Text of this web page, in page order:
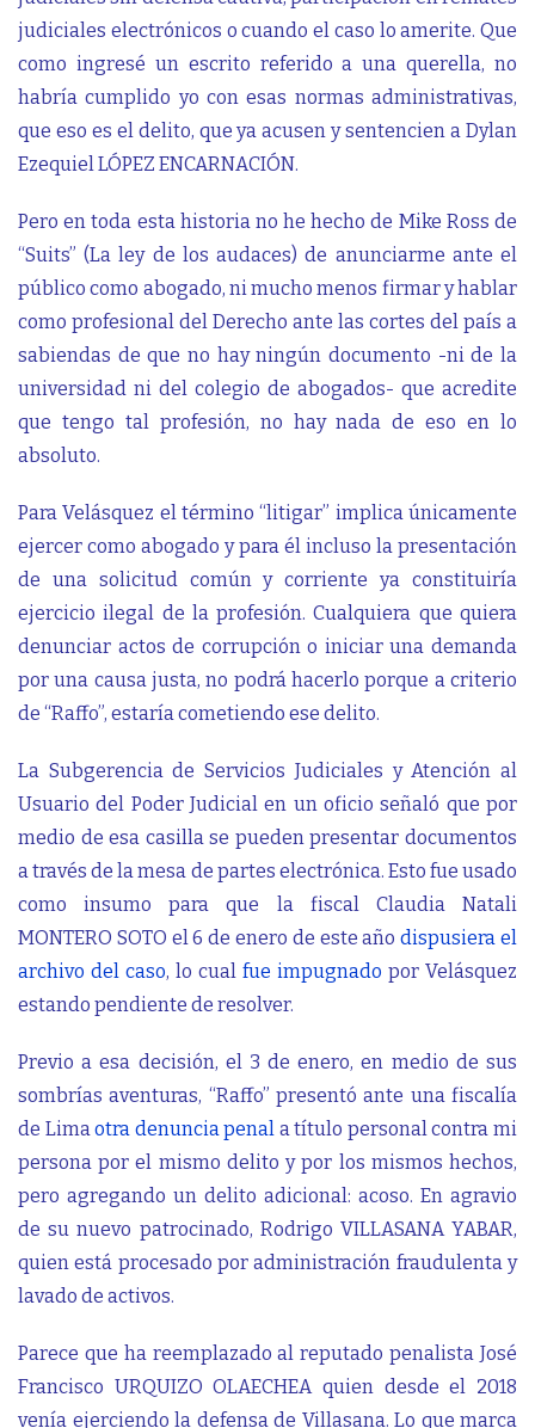
judiciales electrónicos o cuando el caso lo amerite. Que
como ingresé un escrito referido a una querella, no
habría cumplido yo con esas normas administrativas,
que eso es el delito, que ya acusen y sentencien a Dylan
Ezequiel LÓPEZ ENCARNACIÓN.
Pero en toda esta historia no he hecho de Mike Ross de
“Suits” (La ley de los audaces) de anunciarme ante el
público como abogado, ni mucho menos firmar y hablar
como profesional del Derecho ante las cortes del país a
sabiendas de que no hay ningún documento -ni de la
universidad ni del colegio de abogados- que acredite
que tengo tal profesión, no hay nada de eso en lo
absoluto.
Para Velásquez el término “litigar” implica únicamente
ejercer como abogado y para él incluso la presentación
de una solicitud común y corriente ya constituiría
ejercicio ilegal de la profesión. Cualquiera que quiera
denunciar actos de corrupción o iniciar una demanda
por una causa justa, no podrá hacerlo porque a criterio
de “Raffo”, estaría cometiendo ese delito.
La Subgerencia de Servicios Judiciales y Atención al
Usuario del Poder Judicial en un oficio señaló que por
medio de esa casilla se pueden presentar documentos
a través de la mesa de partes electrónica. Esto fue usado
como insumo para que la fiscal Claudia Natali
MONTERO SOTO el 6 de enero de este añodispusiera el
archivo del caso, lo cual fue impugnado por Velásquez
estando pendiente de resolver.
Previo a esa decisión, el 3 de enero, en medio de sus
sombrías aventuras, “Raffo” presentó ante una fiscalía
de Limaotra denuncia penal a título personal contra mi
persona por el mismo delito y por los mismos hechos,
pero agregando un delito adicional: acoso. En agravio
de su nuevo patrocinado, Rodrigo VILLASANA YABAR,
quien está procesado por administración fraudulenta y
lavado de activos.
Parece que ha reemplazado al reputado penalista José
Francisco URQUIZO OLAECHEA quien desde el 2018
venía ejerciendo la defensa de Villasana. Lo que marca